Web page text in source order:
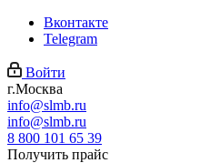
Вконтакте
Telegram
Войти
г.Москва
info@slmb.ru
info@slmb.ru
8 800 101 65 39
Получить прайс